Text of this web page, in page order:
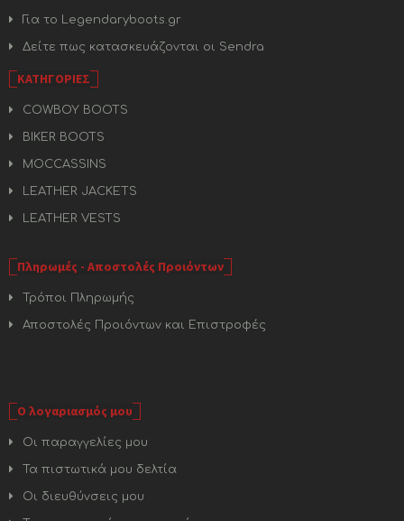
Για το Legendaryboots.gr
Δείτε πως κατασκευάζονται οι Sendra
ΚΑΤΗΓΟΡΙΕΣ
COWBOY BOOTS
BIKER BOOTS
MOCCASSINS
LEATHER JACKETS
LEATHER VESTS
Πληρωμές - Αποστολές Προιόντων
Τρόποι Πληρωμής
Αποστολές Προιόντων και Επιστροφές
Ο λογαριασμός μου
Οι παραγγελίες μου
Τα πιστωτικά μου δελτία
Οι διευθύνσεις μου